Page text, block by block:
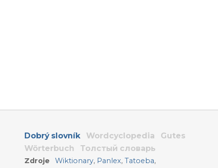
Dobrý slovník Wordcyclopedia
Gutes
Wörterbuch
Толстый словарь
Zdroje Wiktionary, Panlex,Tatoeba,